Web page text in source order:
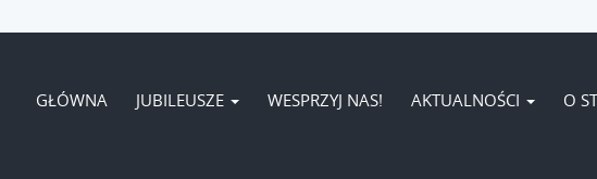
GŁÓWNA JUBILEUSZE WESPRZYJ NAS! AKTUALNOŚCI O